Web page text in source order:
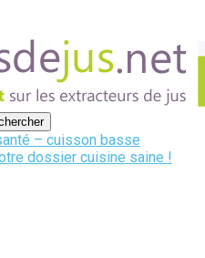
– cuisson basse
dossier cuisine saine !